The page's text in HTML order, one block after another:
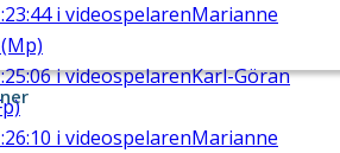
i videospelarenMarianne
i videospelarenKarl-Göran
i videospelarenMarianne